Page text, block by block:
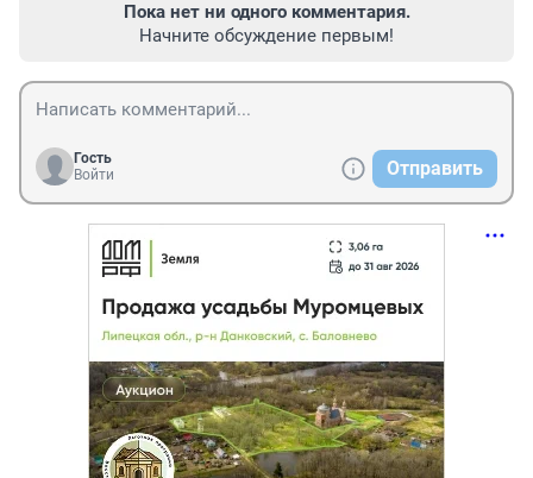
Пока нет ни одного комментария.
Начните обсуждение первым!
Гость
Войти
Отправить